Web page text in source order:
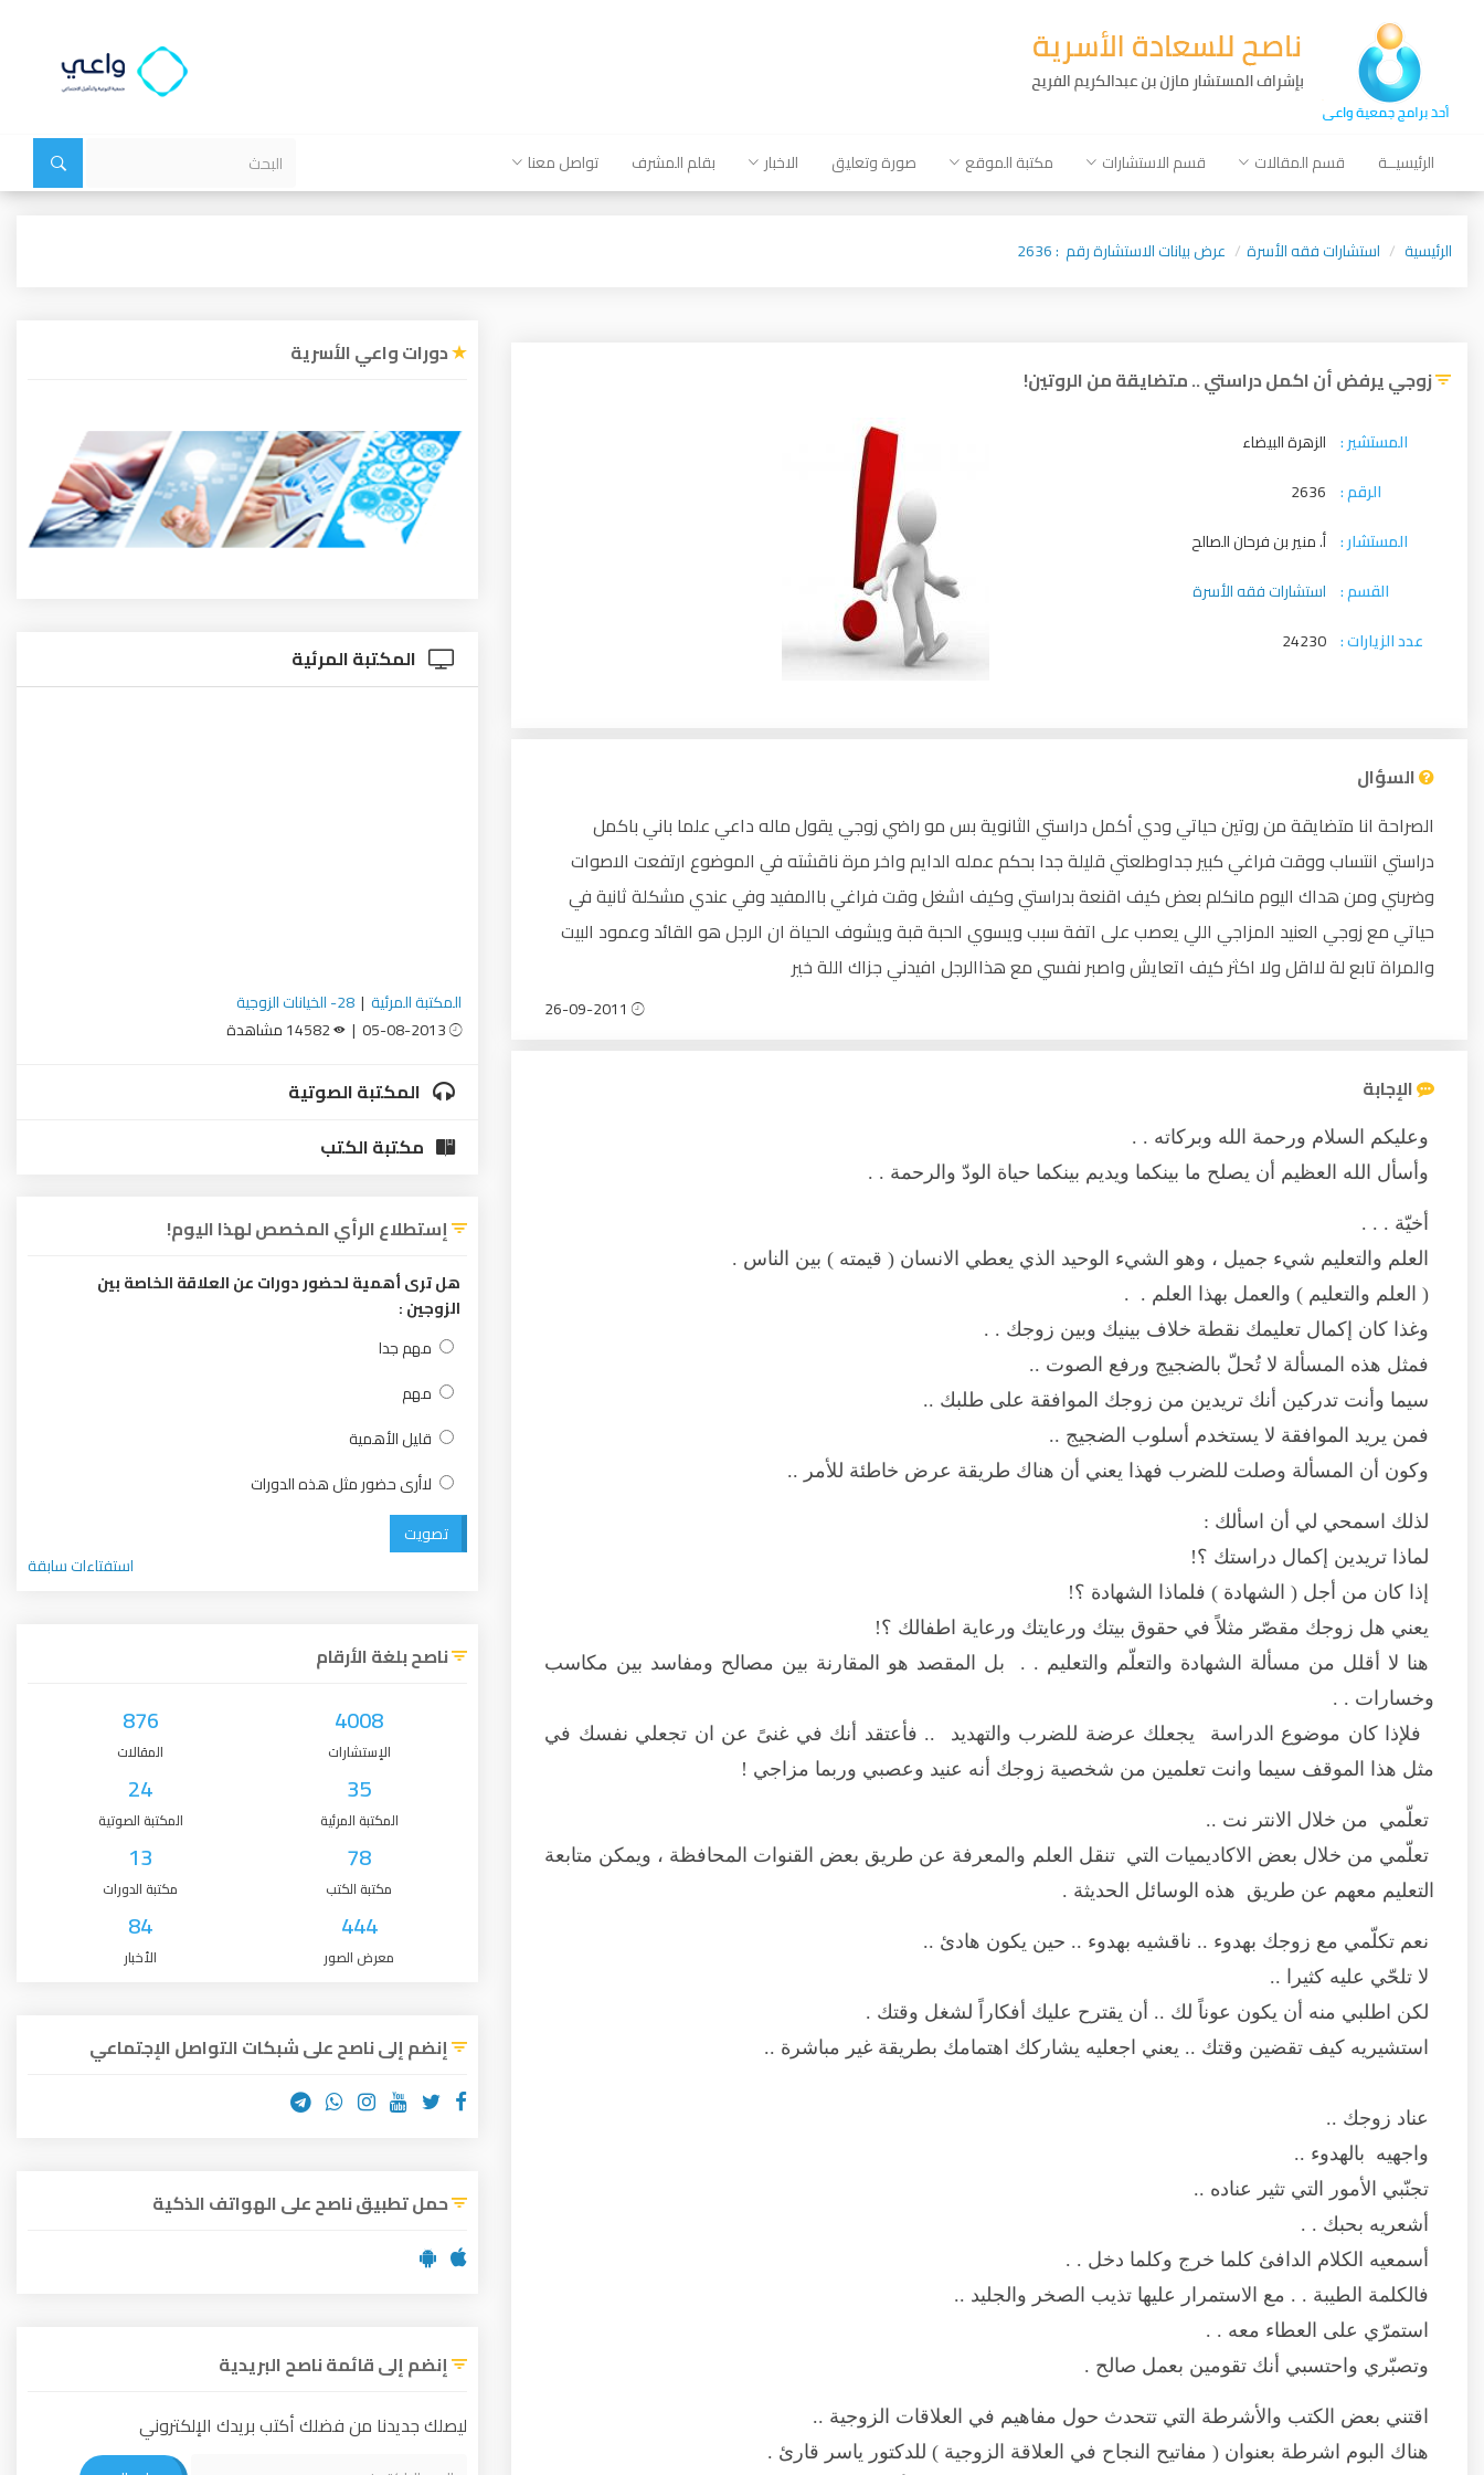
الرئيسيــة قسم المقالات قسم الاستشارات مكتبة الموقع صورة وتعليق الاخبار بقلم المشرف تواصل معنا
الرئيسية استشارات فقه الأسرة عرض بيانات الاستشارة رقم : 2636
زوجي يرفض أن اكمل دراستي .. متضايقة من الروتين!
المستشير : الزهرة البيضاء
الرقم : 2636
المستشار : أ. منير بن فرحان الصالح
القسم : استشارات فقه الأسرة
عدد الزيارات : 24230
السؤال
الصراحة انا متضايقة من روتين حياتي ودي أكمل دراستي الثانوية بس مو راضي زوجي يقول ماله داعي علما باني باكمل
دراستي انتساب ووقت فراغي كبير جداوطلعتي قليلة جدا بحكم عمله الدايم واخر مرة ناقشته في الموضوع ارتفعت الاصوات
وضربني ومن هداك اليوم مانكلم بعض كيف اقنعة بدراستي وكيف اشغل وقت فراغي باالمفيد وفي عندي مشكلة ثانية في
حياتي مع زوجي العنيد المزاجي اللي يعصب على اتفة سبب ويسوي الحبة قبة ويشوف الحياة ان الرجل هو القائد وعمود البيت
والمراة تابع لة لااقل ولا اكثر كيف اتعايش واصبر نفسي مع هذاالرجل افيدني جزاك اللة خير
الإجابة
وعليكم السلام ورحمة الله وبركاته . .
وأسأل الله العظيم أن يصلح ما بينكما ويديم بينكما حياة الودّ والرحمة . .
أخيّة . . .
العلم والتعليم شيء جميل ، وهو الشيء الوحيد الذي يعطي الانسان ( قيمته ) بين الناس .
( العلم والتعليم ) والعمل بهذا العلم . .
وغذا كان إكمال تعليمك نقطة خلاف بينيك وبين زوجك . .
فمثل هذه المسألة لا تُحلّ بالضجيج ورفع الصوت ..
سيما وأنت تدركين أنك تريدين من زوجك الموافقة على طلبك ..
فمن يريد الموافقة لا يستخدم أسلوب الضجيج ..
وكون أن المسألة وصلت للضرب فهذا يعني أن هناك طريقة عرض خاطئة للأمر ..
لذلك اسمحي لي أن اسألك :
لماذا تريدين إكمال دراستك ؟!
إذا كان من أجل ( الشهادة ) فلماذا الشهادة ؟!
يعني هل زوجك مقصّر مثلاً في حقوق بيتك ورعايتك ورعاية اطفالك ؟!
هنا لا أقلل من مسألة الشهادة والتعلّم والتعليم . . بل المقصد هو المقارنة بين مصالح ومفاسد بين مكاسب
وخسارات . .
فلإذا كان موضوع الدراسة يجعلك عرضة للضرب والتهديد .. فأعتقد أنك في غنىً عن ان تجعلي نفسك في
مثل هذا الموقف سيما وانت تعلمين من شخصية زوجك أنه عنيد وعصبي وربما مزاجي !
تعلّمي من خلال الانتر نت ..
تعلّمي من خلال بعض الاكاديميات التي تنقل العلم والمعرفة عن طريق بعض القنوات المحافظة ، ويمكن متابعة
التعليم معهم عن طريق هذه الوسائل الحديثة .
نعم تكلّمي مع زوجك بهدوء .. ناقشيه بهدوء .. حين يكون هادئ ..
لا تلحّي عليه كثيرا ..
لكن اطلبي منه أن يكون عوناً لك .. أن يقترح عليك أفكاراً لشغل وقتك .
استشيريه كيف تقضين وقتك .. يعني اجعليه يشاركك اهتمامك بطريقة غير مباشرة ..
عناد زوجك ..
واجهيه بالهدوء ..
تجنّبي الأمور التي تثير عناده ..
أشعريه بحبك . .
أسمعيه الكلام الدافئ كلما خرج وكلما دخل . .
فالكلمة الطيبة . . مع الاستمرار عليها تذيب الصخر والجليد ..
استمرّي على العطاء معه . .
وتصبّري واحتسبي أنك تقومين بعمل صالح .
اقتني بعض الكتب والأشرطة التي تتحدث حول مفاهيم في العلاقات الزوجية ..
هناك البوم اشرطة بعنوان ( مفاتيح النجاح في العلاقة الزوجية ) للدكتور ياسر قارئ .
دورات واعي الأسرية
المكتبة المرئية
المكتبة المرئية | 28- الخيانات الزوجية
المكتبة الصوتية
مكتبة الكتب
إستطلاع الرأي المخصص لهذا اليوم!
هل ترى أهمية لحضور دورات عن العلاقة الخاصة بين
الزوجين :
مهم جدا
مهم
قليل الأهمية
لاأرى حضور مثل هذه الدورات
تصويت
استفتاءات سابقة
ناصح بلغة الأرقام
4008
الإستشارات
876
المقالات
35
المكتبة المرئية
24
المكتبة الصوتية
78
مكتبة الكتب
13
مكتبة الدورات
444
معرض الصور
84
الأخبار
إنضم إلى ناصح على شبكات التواصل الإجتماعي
حمل تطبيق ناصح على الهواتف الذكية
إنضم إلى قائمة ناصح البريدية
ليصلك جديدنا من فضلك أكتب بريدك الإلكتروني